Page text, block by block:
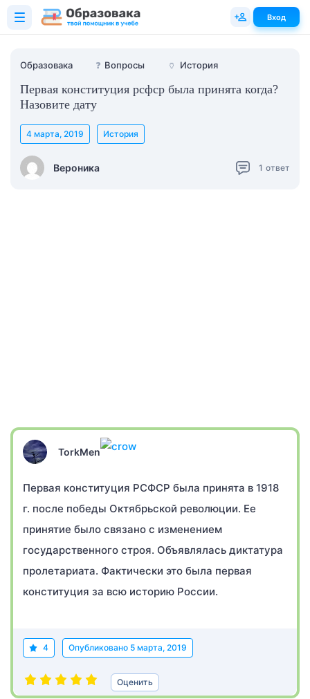
Образовака ❓ Вопросы 🏺 История
Первая конституция рсфср была принята когда?
Назовите дату
Вероника
4 марта, 2019 История
1 ответ
TorkMen
Первая конституция РСФСР была принята в 1918
г. после победы Октябрьской революции. Ее
принятие было связано с изменением
государственного строя. Объявлялась диктатура
пролетариата. Фактически это была первая
конституция за всю историю России.
4 Опубликовано 5 марта, 2019
Оценить
Вход